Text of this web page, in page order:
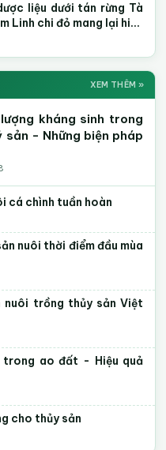
liệu dưới tán rừng Tà
Linh chi đỏ mang lại hiệu
XEM THÊM »
kháng sinh trong
sản - Những biện pháp
cá chình tuần hoàn
nuôi thời điểm đầu mùa
nuôi trồng thủy sản Việt
trong ao đất - Hiệu quả
cho thủy sản